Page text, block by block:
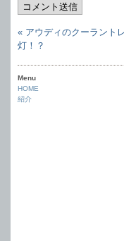
コメント送信
« アウディのクーラント
灯！？
Menu
HOME
紹介